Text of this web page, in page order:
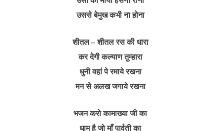
उससे बेमुख कभी ना होना
शीतल – शीतल रस की धारा
कर देगी कल्याण तुम्हारा
धुनी वहां पे रमाये रखना
मन से अलख जगाये रखना
भजन करो कामाख्या जी का
धाम है जो माँ पार्वती का